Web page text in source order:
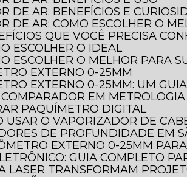
DE AR: BENEFÍCIOS E
DE AR: COMO ESCOLHER O
QUE VOCÊ PRECISA
ESCOLHER O IDEAL
ESCOLHER O MELHOR PARA
EXTERNO 0-25MM
EXTERNO 0-25MM: UM
COMPARADOR EM METROLOGIA
PAQUÍMETRO DIGITAL
USAR O VAPORIZADOR DE
DE PROFUNDIDADE EM
EXTERNO 0-25MM
GUIA COMPLETO
LASER TRANSFORMAM